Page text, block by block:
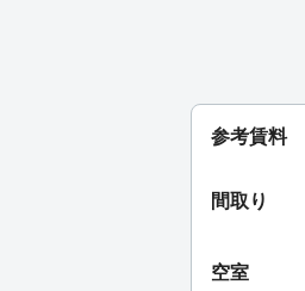
参考賃料
間取り
空室